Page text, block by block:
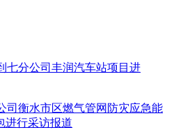
七分公司丰润汽车站项目进
司衡水市区燃气管网防灾应急能
进行采访报道